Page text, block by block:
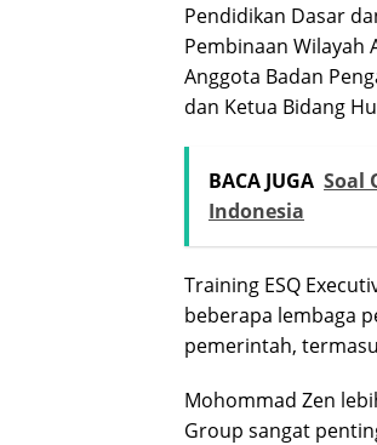
Pendidikan Dasar
Pembinaan Wilayah
Anggota Badan
dan Ketua Bidang
BACA JUGA Soal
Indonesia
Training ESQ
beberapa lembaga
pemerintah,
Mohommad Zen
Group sangat